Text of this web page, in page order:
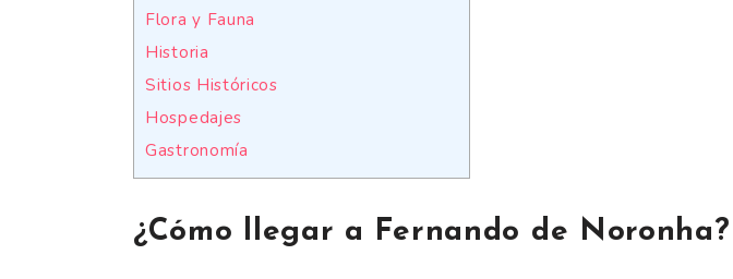
Flora y Fauna
Historia
Sitios Históricos
Hospedajes
Gastronomía
¿Cómo llegar a Fernando de Noronha?